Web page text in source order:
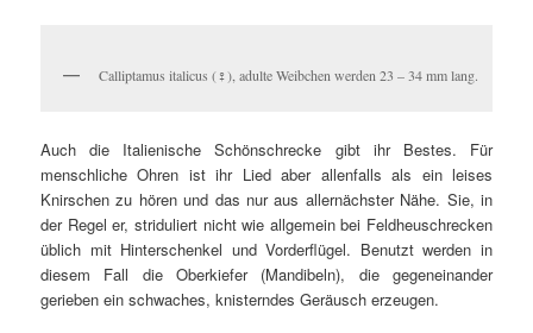
Calliptamus italicus (♀), adulte Weibchen werden 23 – 34 mm lang.
Auch die Italienische Schönschrecke gibt ihr Bestes. Für
menschliche Ohren ist ihr Lied aber allenfalls als ein leises
Knirschen zu hören und das nur aus allernächster Nähe. Sie, in
der Regel er, striduliert nicht wie allgemein bei Feldheuschrecken
üblich mit Hinterschenkel und Vorderflügel. Benutzt werden in
diesem Fall die Oberkiefer (Mandibeln), die gegeneinander
gerieben ein schwaches, knisterndes Geräusch erzeugen.